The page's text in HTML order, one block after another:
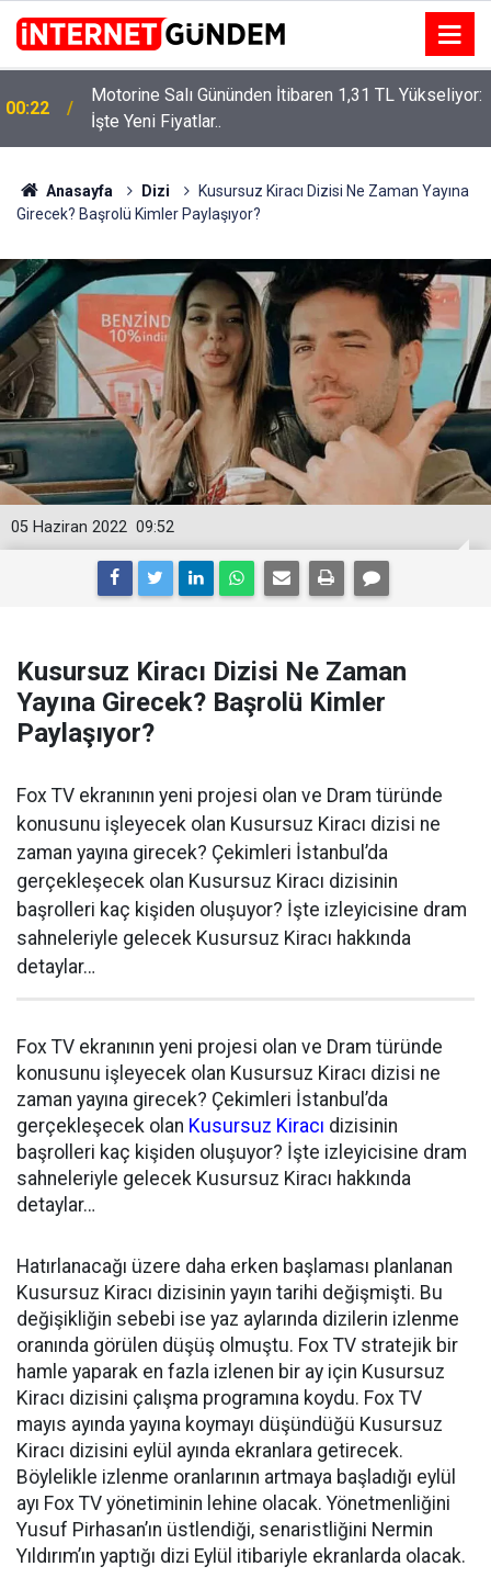
Motorine Salı Gününden İtibaren 1,31 TL Yükseliyor:
İşte Yeni Fiyatlar..
15:58
Neşet Ertaş’a “Bozkırın Tezenesi” Lakabını Kim
Verdi? Beyaz’la Joker Sorusunun Cevabı Merak
Edildi
Anasayfa Dizi
Kusursuz Kiracı Dizisi Ne Zaman Yayına
Girecek? Başrolü Kimler Paylaşıyor?
09:52
05 Haziran 2022
Kusursuz Kiracı Dizisi Ne Zaman
Yayına Girecek? Başrolü Kimler
Paylaşıyor?
Fox TV ekranının yeni projesi olan ve Dram türünde
konusunu işleyecek olan Kusursuz Kiracı dizisi ne
zaman yayına girecek? Çekimleri İstanbul’da
gerçekleşecek olan Kusursuz Kiracı dizisinin
başrolleri kaç kişiden oluşuyor? İşte izleyicisine dram
sahneleriyle gelecek Kusursuz Kiracı hakkında
detaylar…
Fox TV ekranının yeni projesi olan ve Dram türünde
konusunu işleyecek olan Kusursuz Kiracı dizisi ne
zaman yayına girecek? Çekimleri İstanbul’da
gerçekleşecek olan Kusursuz Kiracı dizisinin
başrolleri kaç kişiden oluşuyor? İşte izleyicisine dram
sahneleriyle gelecek Kusursuz Kiracı hakkında
detaylar…
Hatırlanacağı üzere daha erken başlaması planlanan
Kusursuz Kiracı dizisinin yayın tarihi değişmişti. Bu
değişikliğin sebebi ise yaz aylarında dizilerin izlenme
oranında görülen düşüş olmuştu. Fox TV stratejik bir
hamle yaparak en fazla izlenen bir ay için Kusursuz
Kiracı dizisini çalışma programına koydu. Fox TV
mayıs ayında yayına koymayı düşündüğü Kusursuz
Kiracı dizisini eylül ayında ekranlara getirecek.
Böylelikle izlenme oranlarının artmaya başladığı eylül
ayı Fox TV yönetiminin lehine olacak. Yönetmenliğini
Yusuf Pirhasan’ın üstlendiği, senaristliğini Nermin
Yıldırım’ın yaptığı dizi Eylül itibariyle ekranlarda olacak.